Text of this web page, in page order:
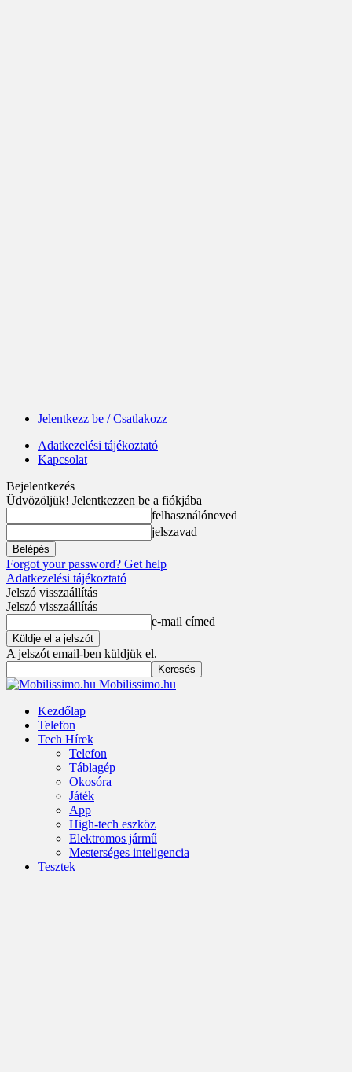
Jelentkezz be / Csatlakozz
Adatkezelési tájékoztató
Kapcsolat
Bejelentkezés
Üdvözöljük! Jelentkezzen be a fiókjába
felhasználóneved
jelszavad
Forgot your password? Get help
Adatkezelési tájékoztató
Jelszó visszaállítás
Jelszó visszaállítás
e-mail címed
A jelszót email-ben küldjük el.
Mobilissimo.hu
Kezdőlap
Telefon
Tech Hírek
Telefon
Táblagép
Okosóra
Játék
App
High-tech eszköz
Elektromos jármű
Mesterséges inteligencia
Tesztek